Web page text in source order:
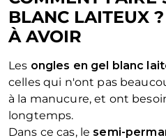
BLANC LAITEUX
À AVOIR
Les ongles en gel blanc
celles qui n'ont pas
à la manucure, et ont
longtemps.
Dans ce cas, le semi-